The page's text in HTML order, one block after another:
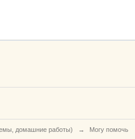
домашние работы) → Могу помочь